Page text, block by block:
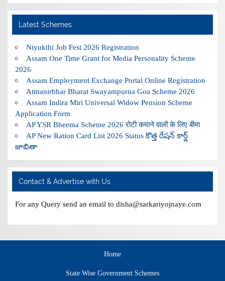
Latest Schemes
Niyukthi Job Fest 2026 Registration
Assam One Time Grant for Media Personality Scheme
2026
Assam Employment Exchange Portal Online Registration
Atmanirbhar Bharat Swayampurna Goa Scheme 2026
Assam Indira Miri Universal Widow Pension Scheme
Application Form
AP YSR Bheema Scheme 2026 रोटी कमाने वालों के लिए बीमा
AP New Ration Card List 2026 Status కొత్త రేషన్ కార్డ్
జాబితా
Contact & Advertise with Us
For any Query send an email to disha@sarkariyojnaye.com
Home
State Wise Government Schemes